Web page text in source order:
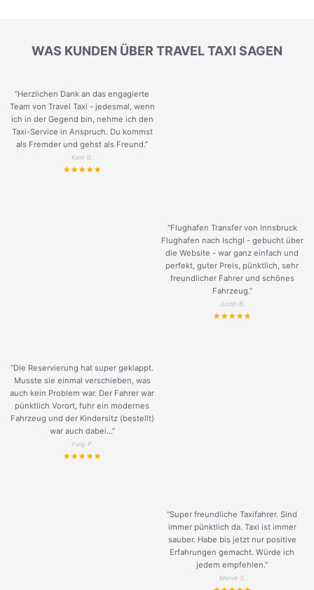
WAS KUNDEN ÜBER TRAVEL TAXI SAGEN
“Herzlichen Dank an das engagierte
Team von Travel Taxi - jedesmal, wenn
ich in der Gegend bin, nehme ich den
Taxi-Service in Anspruch. Du kommst
als Fremder und gehst als Freund.”
Keni G.
“Flughafen Transfer von Innsbruck
Flughafen nach Ischgl - gebucht über
die Website - war ganz einfach und
perfekt, guter Preis, pünktlich, sehr
freundlicher Fahrer und schönes
Fahrzeug.”
Justin B.
“Die Reservierung hat super geklappt.
Musste sie einmal verschieben, was
auch kein Problem war. Der Fahrer war
pünktlich Vorort, fuhr ein modernes
Fahrzeug und der Kindersitz (bestellt)
war auch dabei...”
Yuriy P.
“Super freundliche Taxifahrer. Sind
immer pünktlich da. Taxi ist immer
sauber. Habe bis jetzt nur positive
Erfahrungen gemacht. Würde ich
jedem empfehlen.”
Merve S.